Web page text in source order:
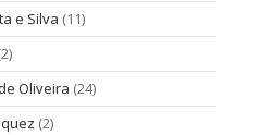
e Silva (11)
Oliveira (24)
(2)